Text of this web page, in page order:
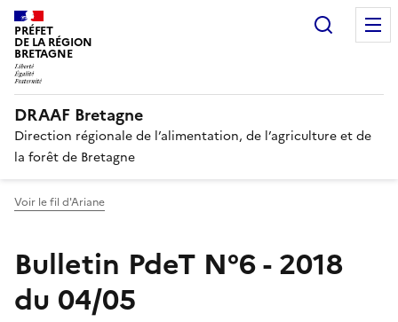
PRÉFET
DE LA RÉGION
BRETAGNE
DRAAF Bretagne
Direction régionale de l’alimentation, de l’agriculture et de
la forêt de Bretagne
Voir le fil d'Ariane
Bulletin PdeT N°6 - 2018
du 04/05